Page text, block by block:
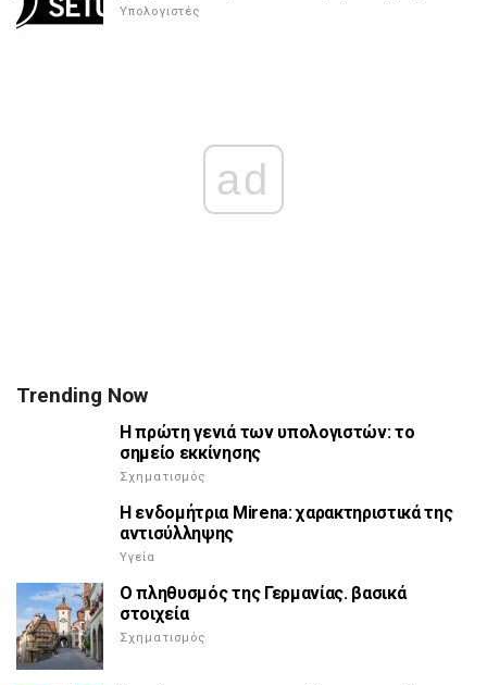
Υπολογιστές
ad
Trending Now
Η πρώτη γενιά των υπολογιστών: το
σημείο εκκίνησης
Σχηματισμός
Η ενδομήτρια Mirena: χαρακτηριστικά της
αντισύλληψης
Υγεία
Ο πληθυσμός της Γερμανίας. βασικά
στοιχεία
Σχηματισμός